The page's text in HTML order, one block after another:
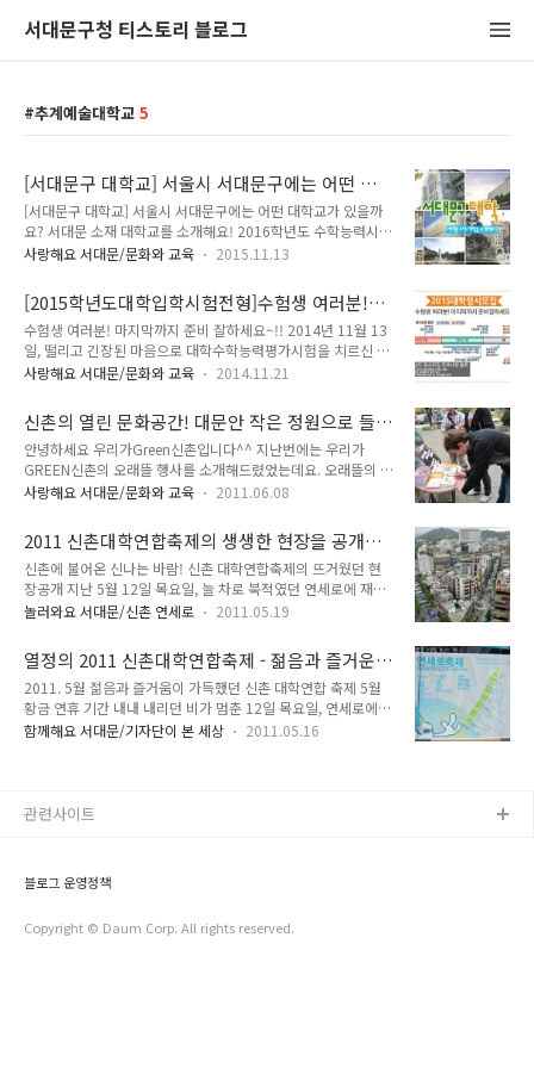
서대문구청 티스토리 블로그
추계예술대학교 5
[서대문구 대학교] 서울시 서대문구에는 어떤 대
학교가 있을까요? 서대문 소재 대학교를 소개해
요!
[서대문구 대학교] 서울시 서대문구에는 어떤 대학교가 있을까
요? 서대문 소재 대학교를 소개해요! 2016학년도 수학능력시험
을 치르신 수험생 여러분 모두 수고하셨어요! 고생하셨어요! 그
겠죠 ^0^ 얼마후면 정시모집이 시작되면 입시전략을 세우고 정
신 없어 질텐데요. 어떤 학교를 가야 내가 더 성장할 수 있을까하
고 고민하실텐데요. 여러분의 고민을 조금이나마 덜어드리기 위
해 서대문구 소재를 대학교를 소개할까 해요!! 서대문구에는 총
8개의 대학이 위치하고 있답니다. 역시 교육도시 서대문인만큼
한 교류가 이루어지고 있기도 하고요! 신촌, 이대, 연희동 등 대
학생들이 즐길 수 있는 공간도 많다는..
사랑해요 서대문/문화와 교육 2015.11.13
[2015학년도대학입학시험전형]수험생 여러분!
2015학년도 대학정시모집, 마지막까지 준비 잘하
세요!
수험생 여러분! 마지막까지 준비 잘하세요~!! 2014년 11월 13
일, 떨리고 긴장된 마음으로 대학수학능력평가시험을 치르신 모
든 분들~ 수고하셨어요! 고생하셨어요! 수능 성적 발표일이(12
서 준비했습니다. 심장이 두근대고, 가슴이 콩닥대며, 초조해지
는 마음을 진정시키고, 2015년 대학수학능력평가시험의 마지막
인 정시모집을 향해 미리 대비해 보는건 어떨까요?^^ 2015학
년도 대학입시전형 정시모집 일정 -모집학교 : 전국 197개 대학
-모집인원 : 127,569명(전체 정원의 34.8%) ※ 원서 접수 기간
※ 대학별 전형 기간 : 가, 나, 다 군별로 차례대로 시행 -..
사랑해요 서대문/문화와 교육 2014.11.21
신촌의 열린 문화공간! 대문안 작은 정원으로 들
어오세요
안녕하세요 우리가Green신촌입니다^^ 지난번에는 우리가
GREEN신촌의 오래뜰 행사를 소개해드렸었는데요. 오래뜰의 뜻
이 궁금하다며 개인적으로 물어보시는 분들이 많으셨어요. 오래
험 행사랍니다! 원래 오래뜰은 대문 안 작은 정원 이라는 뜻인데
요~ 신촌의 작은 문화공간을 만드는 것부터 시작해서 점차 문화
가 있는 신촌으로 나아가기 위한 작은 시작이라고 보시면 되겠
죠?^^ 신촌에서 벌써 오래뜰이 세 번이나 열렸답니다. 첫번째
오래뜰은 벚꽃이 명물거리에 예쁘게 날리던 날로 기억하는데요,
에는 지난 세번의 오래뜰이 어떻게 열렸는지 보여드리려고 해요.
첫번째 오래뜰, 벚꽃과 마주한 조소작에서 봄의 ..
사랑해요 서대문/문화와 교육 2011.06.08
2011 신촌대학연합축제의 생생한 현장을 공개합
니다
신촌에 불어온 신나는 바람! 신촌 대학연합축제의 뜨거웠던 현
장공개 지난 5월 12일 목요일, 늘 차로 북적였던 연세로에 재미
난 일이 벌어졌습니다 거리를 온통 젊음으로 물들인 그이름은 바
색을 반영한 축제를 열고, 가끔은 주변 대학과 연합해 더 큰 행사
로 만들기도 하죠 하지만 이렇게 큰 규모의 대학연합축제를 보신
적 있나요? 7개 대학이 연합한 대규모 축제가 바로 이 곳 신촌에
서 열렸답니다 뛰뛰빵빵~ 이제부터 연세로에 차량진입 금지! 차
량통제를 시작으로 연합축제는 시작되었습니다 차 없는 거리에
놀러와요 서대문/신촌 연세로 2011.05.19
열정의 2011 신촌대학연합축제 - 젊음과 즐거운
에너지가 가득!
2011. 5월 젊음과 즐거움이 가득했던 신촌 대학연합 축제 5월
황금 연휴 기간 내내 내리던 비가 멈춘 12일 목요일, 연세로에는
차량의 출입이 제한되었습니다. 명물거리와 신촌로타리로 이어
초로 열렸던 문화축제를 올해는 7개 대학 (연세대, 이화여대, 명
다. 뜨거웠던 열기와 함성이 있었던 현장 속으로 함께 떠나 볼까
함께해요 서대문/기자단이 본 세상 2011.05.16
블로그 운영정책
Copyright © Daum Corp. All rights reserved.
관련사이트